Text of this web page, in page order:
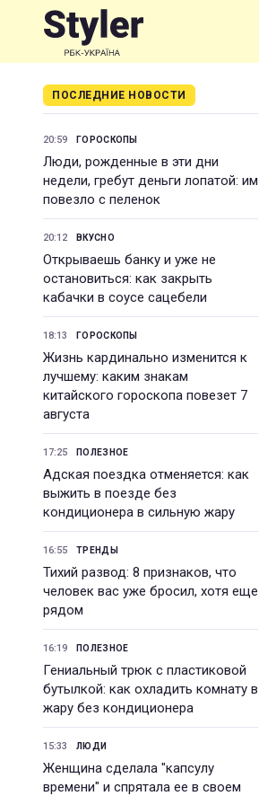
ПОСЛЕДНИЕ НОВОСТИ
20:59 ГОРОСКОПЫ
Люди, рожденные в эти дни
недели, гребут деньги лопатой: им
повезло с пеленок
20:12 ВКУСНО
Открываешь банку и уже не
остановиться: как закрыть
кабачки в соусе сацебели
18:13 ГОРОСКОПЫ
Жизнь кардинально изменится к
лучшему: каким знакам
китайского гороскопа повезет 7
августа
17:25 ПОЛЕЗНОЕ
Адская поездка отменяется: как
выжить в поезде без
кондиционера в сильную жару
16:55 ТРЕНДЫ
Тихий развод: 8 признаков, что
человек вас уже бросил, хотя еще
рядом
16:19 ПОЛЕЗНОЕ
Гениальный трюк с пластиковой
бутылкой: как охладить комнату в
жару без кондиционера
15:33 ЛЮДИ
Женщина сделала "капсулу
времени" и спрятала ее в своем